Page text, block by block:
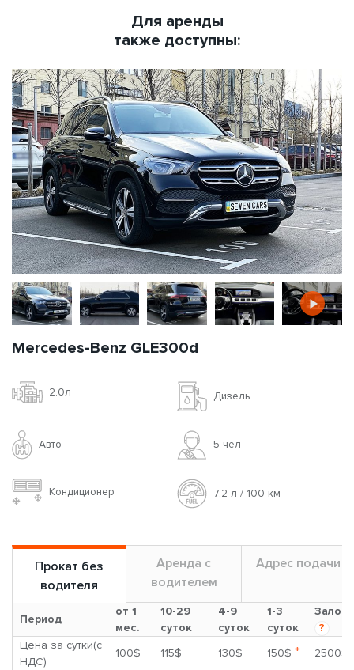
Для аренды
также доступны:
Mercedes-Benz GLE300d
2.0л Дизель
Авто 5 чел
Кондиционер 7.2 л / 100 км
Прокат без
водителя
Аренда с
водителем
Адрес подачи
Период
от 1
мес.
10-29
суток
4-9
суток
1-3
суток
Залог
?
Цена за сутки(с
НДС)
100$ 115$ 130$ 150$ * 2500$